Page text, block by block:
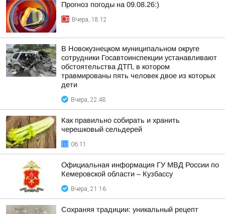
Прогноз погоды на 09.08.26:)
Вчера, 18:12
В Новокузнецком муниципальном округе
сотрудники Госавтоинспекции устанавливают
обстоятельства ДТП, в котором
травмированы пять человек двое из которых
дети
Вчера, 22:48
Как правильно собирать и хранить
черешковый сельдерей
06:11
Официальная информация ГУ МВД России по
Кемеровской области – Кузбассу
Вчера, 21:16
Сохраняя традиции: уникальный рецепт